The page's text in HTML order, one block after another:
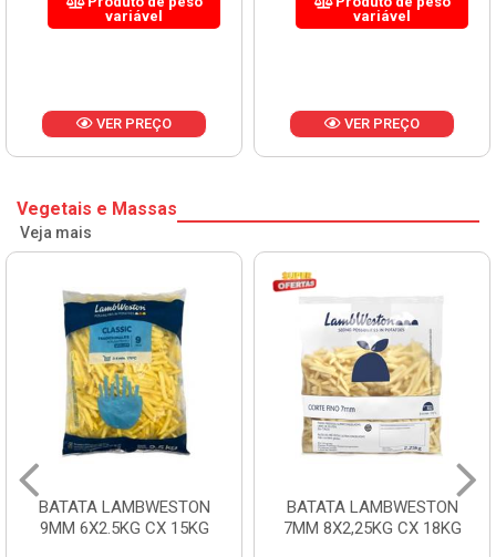
variável
VER PREÇO
variável
VER PREÇO
Vegetais e Massas
Veja mais
BATATA LAMBWESTON
9MM 6X2.5KG CX 15KG
BATATA LAMBWESTON
7MM 8X2,25KG CX 18KG